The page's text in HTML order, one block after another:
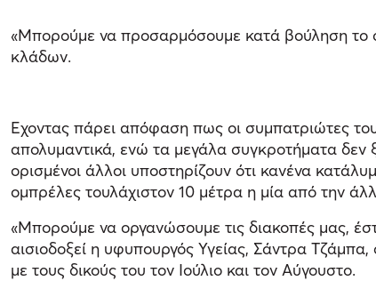
«Μπορούμε να προσαρμόσουμε κατά βούληση το
κλάδων.
Εχοντας πάρει απόφαση πως οι συμπατριώτες
απολυμαντικά, ενώ τα μεγάλα συγκροτήματα δεν
ορισμένοι άλλοι υποστηρίζουν ότι κανένα
ομπρέλες τουλάχιστον 10 μέτρα η μία από την
«Μπορούμε να οργανώσουμε τις διακοπές μας,
αισιοδοξεί η υφυπουργός Υγείας, Σάντρα
με τους δικούς του τον Ιούλιο και τον Αύγουστο.